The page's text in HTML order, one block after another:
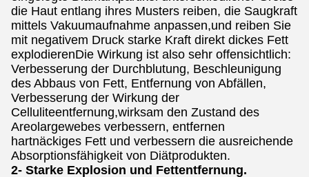
die Haut entlang ihres Musters reiben, die Saugkraft
mittels Vakuumaufnahme anpassen,und reiben Sie
mit negativem Druck starke Kraft direkt dickes Fett
explodierenDie Wirkung ist also sehr offensichtlich:
Verbesserung der Durchblutung, Beschleunigung
des Abbaus von Fett, Entfernung von Abfällen,
Verbesserung der Wirkung der
Celluliteentfernung,wirksam den Zustand des
Areolargewebes verbessern, entfernen
hartnäckiges Fett und verbessern die ausreichende
Absorptionsfähigkeit von Diätprodukten.
2- Starke Explosion und Fettentfernung.